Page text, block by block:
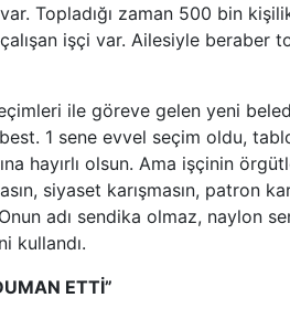
var. Topladığı zaman 500 bin
işçi var. Ailesiyle beraber
ile göreve gelen yeni
1 sene evvel seçim oldu,
hayırlı olsun. Ama işçinin
siyaset karışmasın, patron
adı sendika olmaz, naylon
kullandı.
ETTİ”